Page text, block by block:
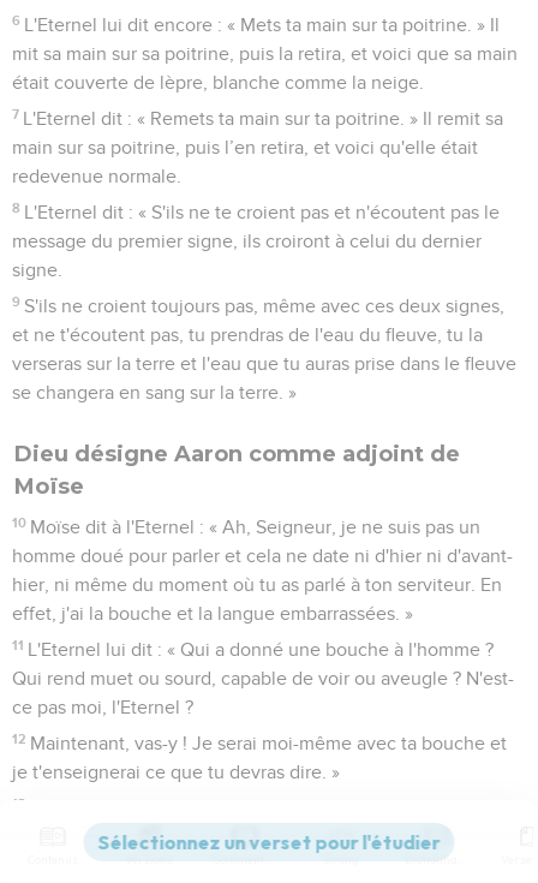
6 L'Eternel lui dit encore : « Mets ta main sur ta poitrine. » Il
mit sa main sur sa poitrine, puis la retira, et voici que sa main
était couverte de lèpre, blanche comme la neige.
7 L'Eternel dit : « Remets ta main sur ta poitrine. » Il remit sa
main sur sa poitrine, puis l’en retira, et voici qu'elle était
redevenue normale.
8 L'Eternel dit : « S'ils ne te croient pas et n'écoutent pas le
message du premier signe, ils croiront à celui du dernier
signe.
9 S'ils ne croient toujours pas, même avec ces deux signes,
et ne t'écoutent pas, tu prendras de l'eau du fleuve, tu la
verseras sur la terre et l'eau que tu auras prise dans le fleuve
se changera en sang sur la terre. »
Dieu désigne Aaron comme adjoint de
Moïse
10 Moïse dit à l'Eternel : « Ah, Seigneur, je ne suis pas un
homme doué pour parler et cela ne date ni d'hier ni d'avant-
hier, ni même du moment où tu as parlé à ton serviteur. En
effet, j'ai la bouche et la langue embarrassées. »
11 L'Eternel lui dit : « Qui a donné une bouche à l'homme ?
Qui rend muet ou sourd, capable de voir ou aveugle ? N'est-
ce pas moi, l'Eternel ?
12 Maintenant, vas-y ! Je serai moi-même avec ta bouche et
je t'enseignerai ce que tu devras dire. »
13
Versions Commentaires Strong